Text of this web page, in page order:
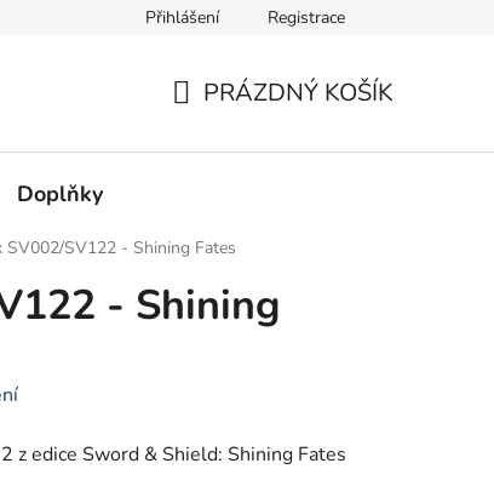
Přihlášení Registrace
PRÁZDNÝ KOŠÍK
Doplňky
SV002/SV122 - Shining Fates
- Shining
z edice Sword & Shield: Shining Fates